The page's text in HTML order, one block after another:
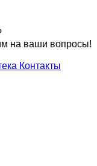
на ваши вопросы!
Контакты